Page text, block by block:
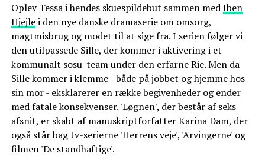
Oplev Tessa i hendes skuespildebut sammen medIben
Hjejlei den nye danske dramaserie om omsorg,
magtmisbrug og modet til at sige fra. I serien følger vi
den utilpassede Sille, der kommer i aktivering i et
kommunalt sosu-team under den erfarne Rie. Men da
Sille kommer i klemme - både på jobbet og hjemme hos
sin mor - eksklarerer en række begivenheder og ender
med fatale konsekvenser. 'Løgnen', der består af seks
afsnit, er skabt af manuskriptforfatter Karina Dam, der
også står bag tv-serierne 'Herrens veje', 'Arvingerne' og
filmen 'De standhaftige'.